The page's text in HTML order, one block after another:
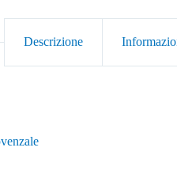
Descrizione